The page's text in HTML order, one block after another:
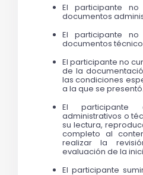
El participante
documentos
El participante
documentos
El participante no
de la
las condiciones
a la que se presentó.
El participante
administrativos o
su lectura,
completo al
realizar la
evaluación de la
El participante